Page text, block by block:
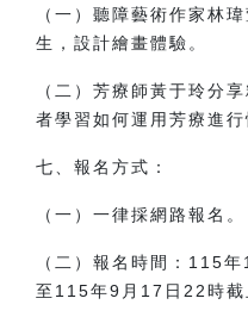
（一）聽障藝術作家林
生，設計繪畫體驗。
（二）芳療師黃于玲分
者學習如何運用芳療進行
七、報名方式：
（一）一律採網路報名。
（二）報名時間： 115年1
至 115年9 月 17 日22時截